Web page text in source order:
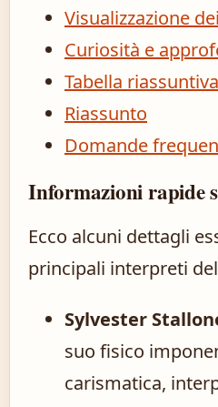
Visualizzazione
Curiosità e
Tabella
Riassunto
Domande
Informazioni rapide
Ecco alcuni dettagli
principali interpreti
Sylvester
suo fisico
carismatica,